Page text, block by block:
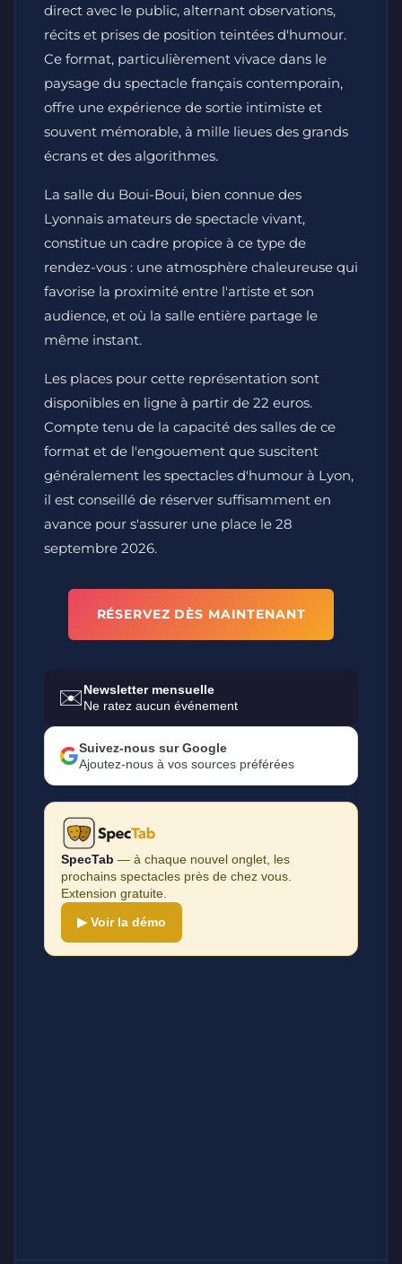
direct avec le public, alternant observations,
récits et prises de position teintées d'humour.
Ce format, particulièrement vivace dans le
paysage du spectacle français contemporain,
offre une expérience de sortie intimiste et
souvent mémorable, à mille lieues des grands
écrans et des algorithmes.
La salle du Boui-Boui, bien connue des
Lyonnais amateurs de spectacle vivant,
constitue un cadre propice à ce type de
rendez-vous : une atmosphère chaleureuse qui
favorise la proximité entre l'artiste et son
audience, et où la salle entière partage le
même instant.
Les places pour cette représentation sont
disponibles en ligne à partir de 22 euros.
Compte tenu de la capacité des salles de ce
format et de l'engouement que suscitent
généralement les spectacles d'humour à Lyon,
il est conseillé de réserver suffisamment en
avance pour s'assurer une place le 28
septembre 2026.
RÉSERVEZ DÈS MAINTENANT
✉️Newsletter mensuelle
Ne ratez aucun événement
Suivez-nous sur Google
Ajoutez-nous à vos sources préférées
SpecTab — à chaque nouvel onglet, les
prochains spectacles près de chez vous.
Extension gratuite.
▶ Voir la démo